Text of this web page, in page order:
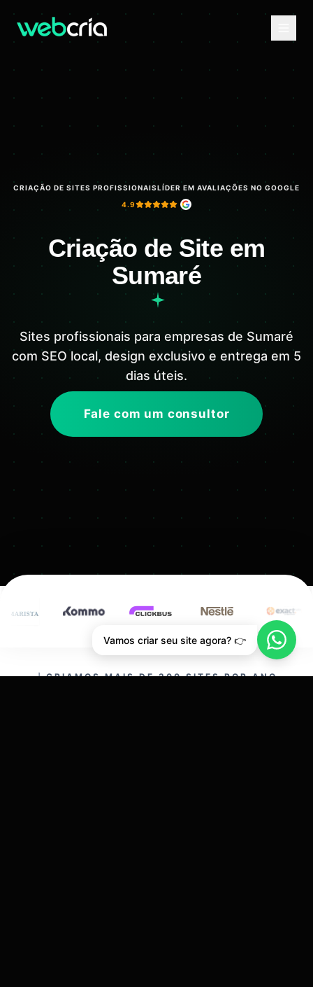
CRIAÇÃO DE SITES PROFISSIONAISLÍDER EM AVALIAÇÕES NO GOOGLE
4.9
Criação de Site em
Sumaré
Sites profissionais para empresas de Sumaré
com SEO local, design exclusivo e entrega em 5
dias úteis.
Fale com um consultor
CRIAMOS MAIS DE 200 SITES POR ANO.
Vamos criar seu site agora? 👉